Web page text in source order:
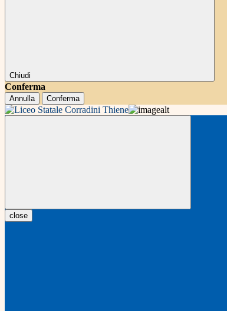
Chiudi
Conferma
Annulla Conferma
close